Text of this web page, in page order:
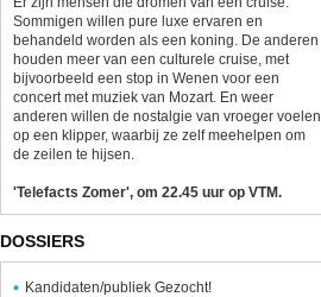
Sommigen willen pure luxe ervaren en
behandeld worden als een koning. De anderen
houden meer van een culturele cruise, met
bijvoorbeeld een stop in Wenen voor een
concert met muziek van Mozart. En weer
anderen willen de nostalgie van vroeger voelen
op een klipper, waarbij ze zelf meehelpen om
de zeilen te hijsen.
'Telefacts Zomer', om 22.45 uur op VTM.
DOSSIERS
Kandidaten/publiek Gezocht!